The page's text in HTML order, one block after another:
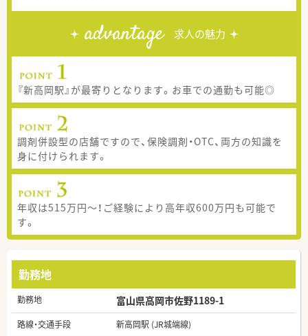
advantage 求人の魅力
『新高岡駅』が最寄りとなります。お車での通勤も可能◎
調剤併設型の店舗ですので、保険調剤・OTC、両方の知識を
身に付けられます。
年収は515万円～！ご経験により高年収600万円も可能で
す。
勤務地
勤務地 富山県高岡市佐野1189-1
路線・交通手段
新高岡駅 (JR城端線)